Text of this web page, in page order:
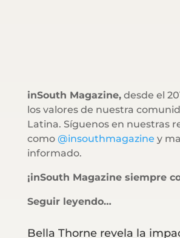
inSouth Magazine,desde el
los valores de nuestra
Latina. Síguenos en nuestras
como @insouthmagazine y
informado.
¡inSouth Magazine siempre
Seguir leyendo…
Bella Thorne revela la